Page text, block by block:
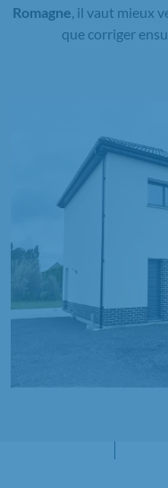
Romagne, il vaut mieux
que corriger